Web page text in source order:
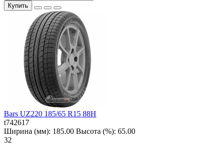
Купить
Bars UZ220 185/65 R15 88H
t742617
Ширина (мм): 185.00 Высота (%): 65.00
32